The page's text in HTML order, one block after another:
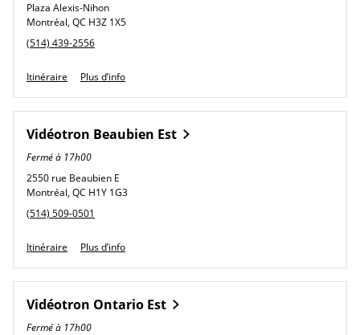
Plaza Alexis-Nihon
Montréal, QC H3Z 1X5
phone
(514) 439-2556
Itinéraire Link Opens in New Tab
Plus d’info
Vidéotron Beaubien Est
Fermé à 17h00
2550 rue Beaubien E
Montréal, QC H1Y 1G3
phone
(514) 509-0501
Itinéraire Link Opens in New Tab
Plus d’info
Vidéotron Ontario Est
Fermé à 17h00